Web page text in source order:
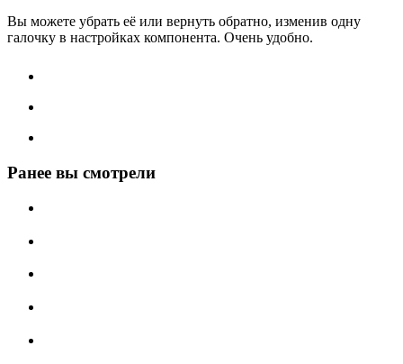
Вы можете убрать её или вернуть обратно, изменив одну
галочку в настройках компонента. Очень удобно.
Ранее вы смотрели